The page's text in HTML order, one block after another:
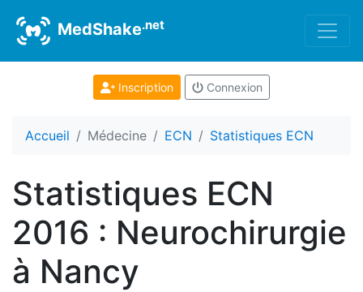
MedShake.net
Inscription Connexion
Accueil Médecine ECN Statistiques ECN
Statistiques ECN
2016 : Neurochirurgie
à Nancy